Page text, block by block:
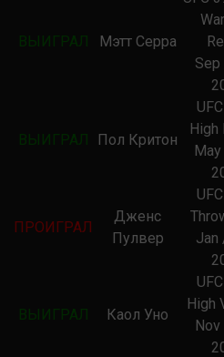
ВЫИГРАЛ Мэтт Серра
ВЫИГРАЛ Пол Критон
High
ПРОИГРАЛ
Дженс
Пулвер
Jan
ВЫИГРАЛ Каол Уно
High